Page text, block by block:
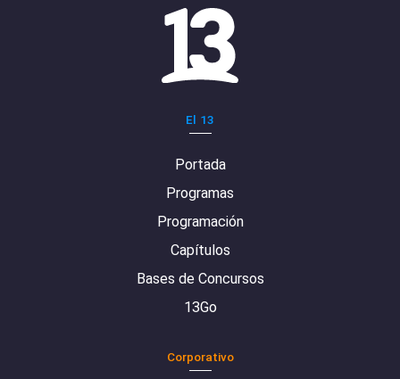
El 13
Portada
Programas
Programación
Capítulos
Bases de Concursos
13Go
Corporativo